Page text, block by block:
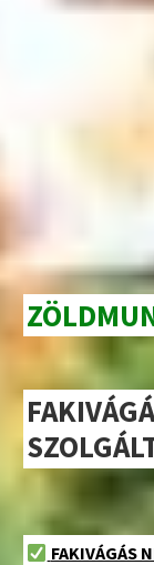
FAKIVÁGÁS